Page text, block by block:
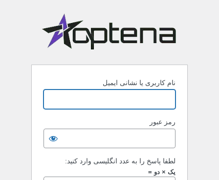
نام کاربری یا نشانی ایمیل
رمز عبور
لطفا پاسخ را به عدد انگلیسی وارد کنید:
یک × دو =